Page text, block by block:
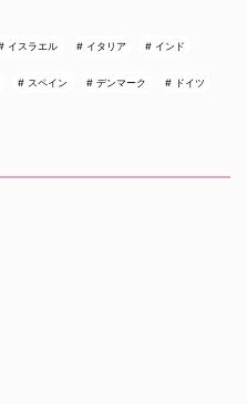
イスラエル イタリア インド
スペイン デンマーク ドイツ